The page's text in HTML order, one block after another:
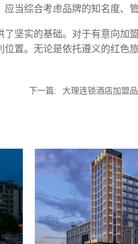
当综合考虑品牌的知名度、
坚实的基础。对于有意向加
置。无论是依托遵义的红色
下一篇: 大理连锁酒店加盟